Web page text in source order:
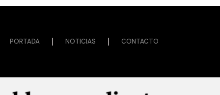
PORTADA NOTICIAS CONTACTO